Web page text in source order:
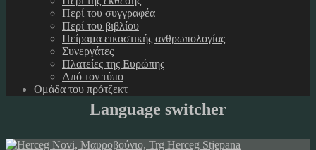
Περί του συγγραφέα
Περί του βιβλίου
Πείραμα εικαστικής ανθρωπολογίας
Συνεργάτες
Πλατείες της Ευρώπης
Από τον τύπο
Ομάδα του πρότζεκτ
Language switcher